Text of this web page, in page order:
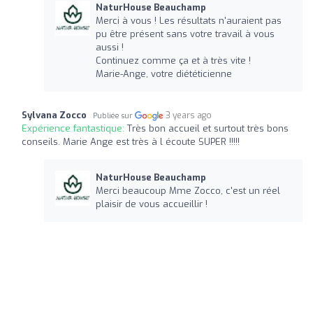
NaturHouse Beauchamp
Merci à vous ! Les résultats n'auraient pas
pu être présent sans votre travail à vous
aussi !
Continuez comme ça et à très vite !
Marie-Ange, votre diététicienne
Sylvana Zocco Publiée sur 3 years ago
Expérience fantastique: Très bon accueil et surtout très bons
conseils. Marie Ange est très à l écoute SUPER !!!!!
NaturHouse Beauchamp
Merci beaucoup Mme Zocco, c'est un réel
plaisir de vous accueillir !